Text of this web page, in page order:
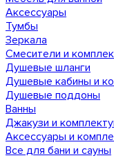
Аксессуары
Тумбы
Зеркала
Смесители и
Душевые шланги
Душевые кабины и
Душевые поддоны
Ванны
Джакузи и
Аксессуары и
Все для бани и сауны